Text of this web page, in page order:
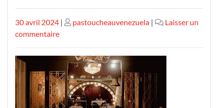
Publié
le
30 avril 2024 | Publié
pastoucheauvenezuela |
Laisser un
commentairesur
les
Délices
des
Restaurants
en